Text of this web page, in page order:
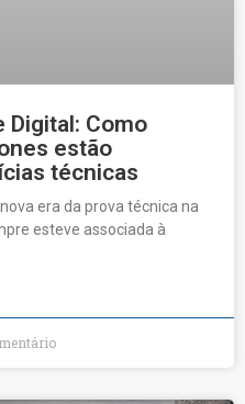
Digital: Como
estão
técnicas
era da prova técnica na
esteve associada à